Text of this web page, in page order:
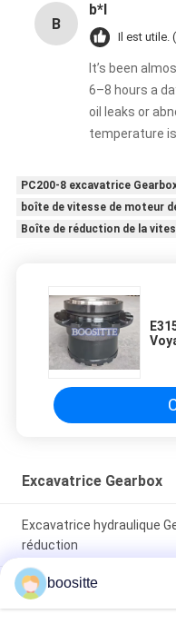
B
b*l
Il est utile.
It’s been
6–8 hours a
oil leaks or
temperature
before.
PC200-8 excavatrice
boîte de vitesse de moteur
Boîte de réduction de la
Excavatrice Gearbox
Excavatrice hydraulique
réduction
Boîte d'engrenages
pivotant MSG-21P-11E
boositte